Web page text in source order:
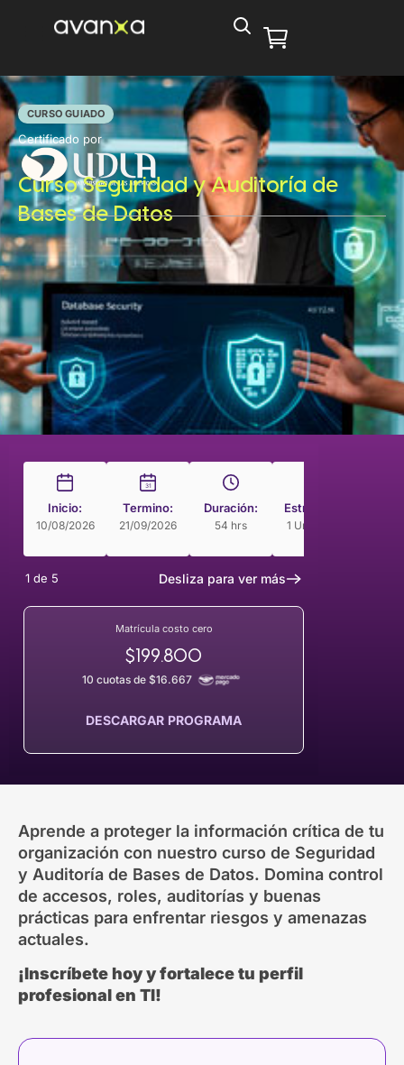
CURSO GUIADO
Certificado por
Curso Seguridad y Auditoría de
Bases de Datos
Inicio:
10/08/2026
31
Termino:
21/09/2026
Duración:
54 hrs
Estructura
1 Unidades
1 de 5 Desliza para ver más
Matrícula costo cero
$199.800
10 cuotas de $16.667
DESCARGAR PROGRAMA
Aprende a proteger la información crítica de tu
organización con nuestro curso de Seguridad
y Auditoría de Bases de Datos. Domina control
de accesos, roles, auditorías y buenas
prácticas para enfrentar riesgos y amenazas
actuales.
¡Inscríbete hoy y fortalece tu perfil
profesional en TI!